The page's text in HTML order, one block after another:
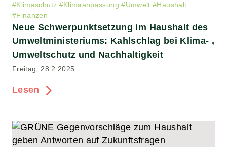
#Klimaschutz #Klimaanpassung #Umwelt #Haushalt
#Finanzen
Neue Schwerpunktsetzung im Haushalt des
Umweltministeriums: Kahlschlag bei Klima- ,
Umweltschutz und Nachhaltigkeit
Freitag, 28.2.2025
Lesen